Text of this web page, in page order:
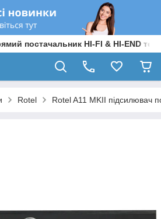
постачальник HI-FI & HI-END
Rotel Rotel A11 MKII підсилювач